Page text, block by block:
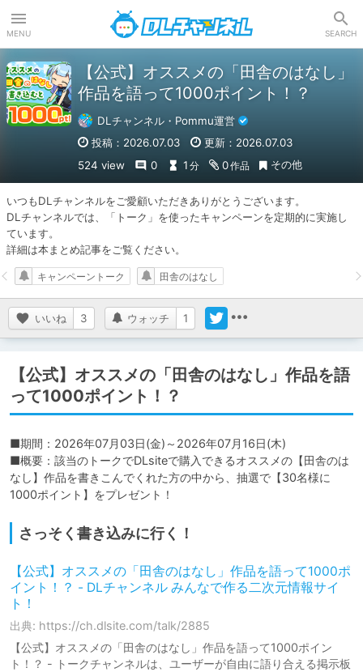
MENU SEARCH
【公式】オススメの「田舎のはなし」
作品を語って1000ポイント！？
DLチャンネル・Pommu運営
投稿：2026.07.03
更新：2026.07.03
524 view
0 1 分 0作品 その他
いつもDLチャンネルをご愛顧いただきありがとうございます。
DLチャンネルでは、「トーク」を使ったキャンペーンを定期的に実施し
ています。
詳細は本まとめ記事をご覧ください。
いいね 3 ウォッチ 1
キャンペーントーク 田舎のはなし
【公式】オススメの「田舎のはなし」作品を語
って1000ポイント！？
■期間：2026年07月03日(金)～2026年07月16日(木)
■概要：該当のトークでDLsiteで購入できるオススメの【田舎のは
なし】作品を書きこんでくれた方の中から、抽選で【30名様に
1000ポイント】をプレゼント！
さっそく書き込みに行く！
【公式】オススメの「田舎のはなし」作品を語って1000ポ
イント！？ - DLチャンネル みんなで作る二次元情報サイ
ト！
出典: https://ch.dlsite.com/talk/2885
【公式】オススメの「田舎のはなし」作品を語って1000ポイン
ト！？ - トークチャンネルは、ユーザーが自由に語り合える掲示板